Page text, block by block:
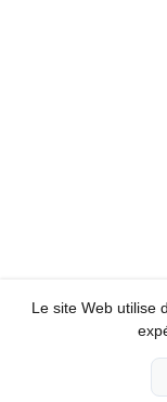
Le site Web utilise